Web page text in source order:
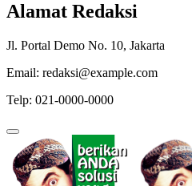
Alamat Redaksi
Jl. Portal Demo No. 10, Jakarta
Email: redaksi@example.com
Telp: 021-0000-0000